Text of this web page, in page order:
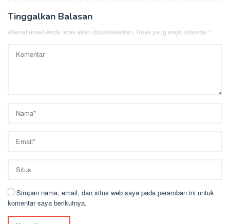
Tinggalkan Balasan
Alamat email Anda tidak akan dipublikasikan. Ruas yang wajib ditandai *
Simpan nama, email, dan situs web saya pada peramban ini untuk
komentar saya berikutnya.